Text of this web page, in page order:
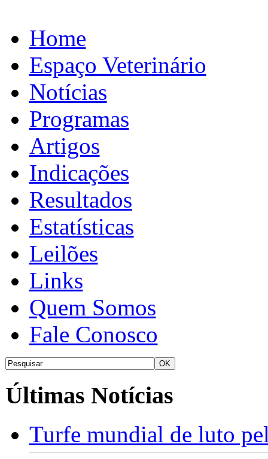
Home
Espaço Veterinário
Notícias
Programas
Artigos
Indicações
Resultados
Estatísticas
Leilões
Links
Quem Somos
Fale Conosco
Últimas Notícias
Turfe mundial de luto